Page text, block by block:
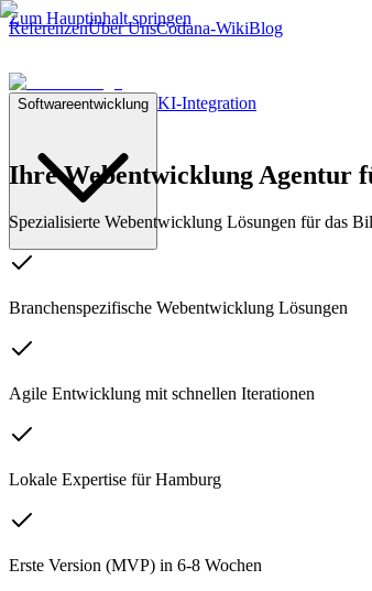
Zum Hauptinhalt springen
ReferenzenÜber UnsCodana-WikiBlog
Softwareentwicklung KI-Integration
Ihre Webentwicklung Agentur
Spezialisierte Webentwicklung Lösungen für das
Branchenspezifische Webentwicklung Lösungen
Agile Entwicklung mit schnellen Iterationen
Lokale Expertise für Hamburg
Erste Version (MVP) in 6-8 Wochen